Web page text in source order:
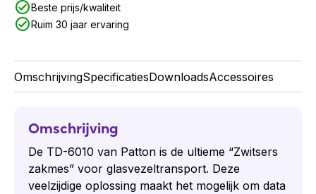
Beste prijs/kwaliteit
Ruim 30 jaar ervaring
OmschrijvingSpecificatiesDownloadsAccessoires
Omschrijving
De TD-6010 van Patton is de ultieme “Zwitsers
zakmes” voor glasvezeltransport. Deze
veelzijdige oplossing maakt het mogelijk om data